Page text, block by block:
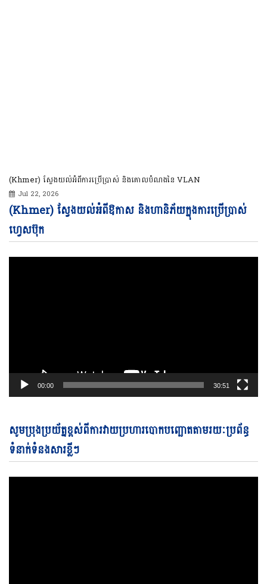
(Khmer) ស្វែងយល់អំពីការប្រើប្រាស់ និងគោលបំណងនៃ VLAN
Jul 22, 2026
(Khmer) ស្វែងយល់អំពីឱកាស និងហានិភ័យក្នុងការប្រើប្រាស់
ហ្វេសប៊ុក
00:00 30:51
សូមប្រុងប្រយ័ត្នខ្ពស់ពីការវាយប្រហារបោកបញ្ឆោតតាមរយៈប្រព័ន្ធ
ទំនាក់ទំនងសារខ្លីៗ